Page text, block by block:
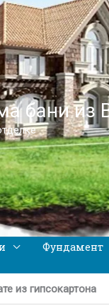
бани из
Фундамент
из гипсокартона